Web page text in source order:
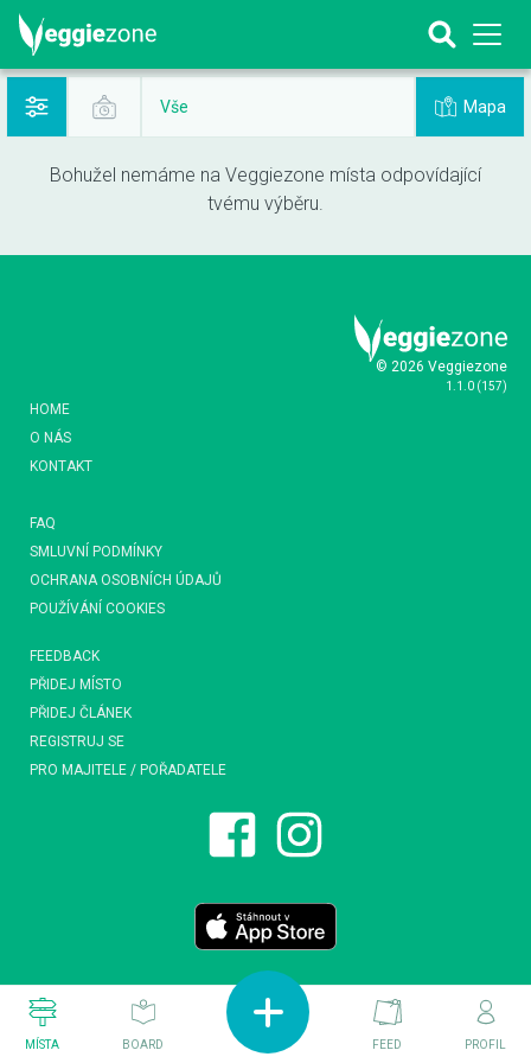
Vše Mapa
Bohužel nemáme na Veggiezone místa odpovídající
tvému výběru.
© 2026 Veggiezone
1.1.0 (157)
HOME
O NÁS
KONTAKT
FAQ
SMLUVNÍ PODMÍNKY
OCHRANA OSOBNÍCH ÚDAJŮ
POUŽÍVÁNÍ COOKIES
FEEDBACK
PŘIDEJ MÍSTO
PŘIDEJ ČLÁNEK
REGISTRUJ SE
PRO MAJITELE / POŘADATELE
MÍSTA BOARD FEED PROFIL